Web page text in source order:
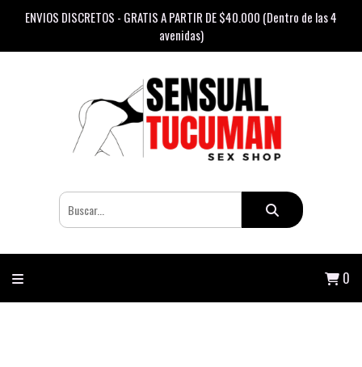
ENVIOS DISCRETOS - GRATIS A PARTIR DE $40.000 (Dentro de las 4
avenidas)
0